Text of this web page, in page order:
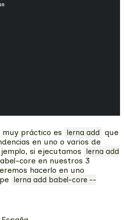
práctico es lerna add que
en uno o varios de
si ejecutamos
lerna add
core en nuestros 3
hacerlo en uno
lerna add babel-core --